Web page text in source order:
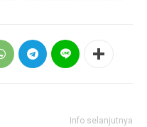
Info selanjutnya